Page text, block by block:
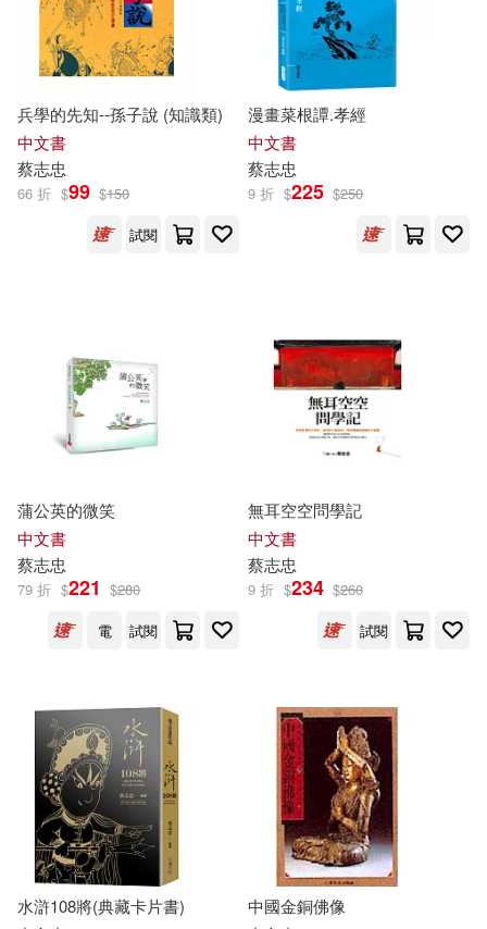
兵學的先知--孫子說 (知識類)
中文書
蔡志忠
66 折 $99 $150
試閱
漫畫菜根譚.孝經
中文書
蔡志忠
9 折 $225 $250
蒲公英的微笑
中文書
蔡志忠
79 折 $221 $280
電
試閱
無耳空空問學記
中文書
蔡志忠
9 折 $234 $260
試閱
水滸108將(典藏卡片書)
中國金銅佛像